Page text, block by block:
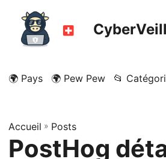
🌍 Pays 🌍 Pew Pew 📂
Accueil » Posts
PostHog